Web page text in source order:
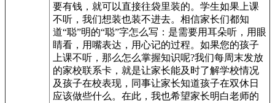
要有钱，就可以直接往袋里装的。学生如果上课
不听，我们想装也装不进去。相信家长们都知
道“聪”明的“聪”字怎么写：是需要用耳朵听，用眼
睛看，用嘴表达，用心记的过程。如果您的孩子
上课不听，那么怎么掌握知识呢?我们每周末发放
的家校联系卡，就是让家长能及时了解学校情况
及孩子在校表现，同事让家长知道孩子在双休日
应该做些什么。在此，我也希望家长明白老师的